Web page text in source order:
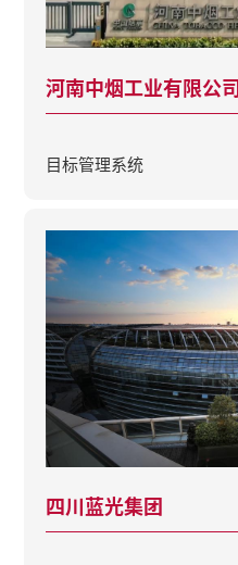
河南中烟工业有限公司
目标管理系统
四川蓝光集团